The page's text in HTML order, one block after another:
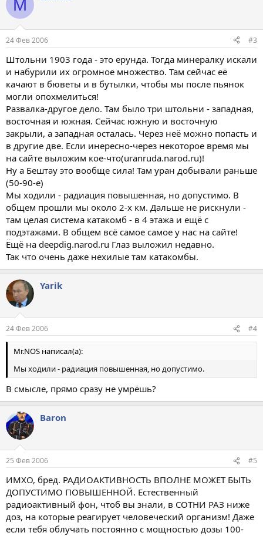
M
24 Фев 2006 #3
Штольни 1903 года - это ерунда. Тогда минералку искали
и набурили их огромное множество. Там сейчас её
качают в бюветы и в бутылки, чтобы мы после пьянок
могли опохмелиться!
Развалка-другое дело. Там было три штольни - западная,
восточная и южная. Сейчас южную и восточную
закрыли, а западная осталась. Через неё можно попасть и
в другие две. Если инересно-через некоторое время мы
на сайте выложим кое-что(uranruda.narod.ru)!
Ну а Бештау это вообще сила! Там уран добывали раньше
(50-90-е)
Мы ходили - радиация повышенная, но допустимо. В
общем прошли мы около 2-х км. Дальше не рискнули -
там целая система катакомб - в 4 этажа и ещё с
подэтажами. В общем всё самое самое у нас на сайте!
Ёщё на deepdig.narod.ru Глаз выложил недавно.
Так что очень даже нехилые там катакомбы.
Yarik
24 Фев 2006 #4
Mr.NOS написал(а):
Мы ходили - радиация повышенная, но допустимо.
В смысле, прямо сразу не умрёшь?
Baron
25 Фев 2006 #5
ИМХО, бред. РАДИОАКТИВНОСТЬ ВПОЛНЕ МОЖЕТ БЫТЬ
ДОПУСТИМО ПОВЫШЕННОЙ. Естественный
радиоактивный фон, чтоб вы знали, в СОТНИ РАЗ ниже
доз, на которые реагирует человеческий организм! Даже
если тебя облучать постоянно с мощностью дозы 100-